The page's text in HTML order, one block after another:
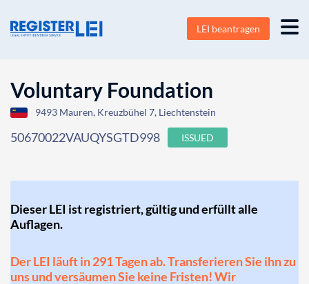
LEI beantragen
Voluntary Foundation
9493 Mauren, Kreuzbühel 7, Liechtenstein
50670022VAUQYSGTD998 ISSUED
Dieser LEI ist registriert, gültig und erfüllt alle
Auflagen.
Der LEI läuft in 291 Tagen ab. Transferieren Sie ihn zu
uns und versäumen Sie keine Fristen! Wir